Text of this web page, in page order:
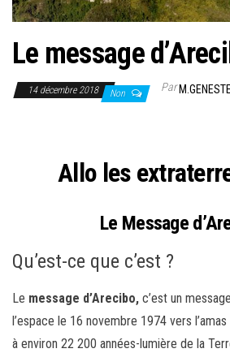
Le message
14 décembre 2018 Non ParM.GENESTE
Allo les
Le Message
Qu’est-ce que c’est ?
Le message d’Arecibo, c’est un
l’espace le 16 novembre 1974 vers
à environ 22 200 années-lumière de la